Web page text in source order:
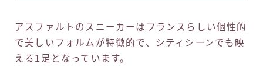
アスファルトのスニーカーはフランスらしい個性的
で美しいフォルムが特徴的で、シティシーンでも映
える1足となっています。